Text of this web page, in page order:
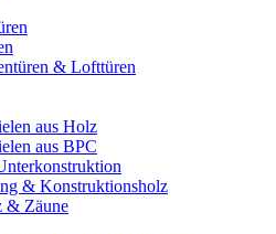
& Lofttüren
aus Holz
aus BPC
& Konstruktionsholz
& Zäune